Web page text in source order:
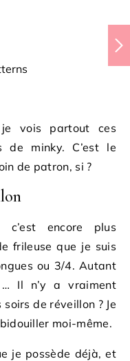
vois partout ces
de minky. C’est le
de patron, si ?
encore plus
frileuse que je suis
ou 3/4. Autant
Il n’y a vraiment
de réveillon ? Je
moi-même.
je possède déjà, et